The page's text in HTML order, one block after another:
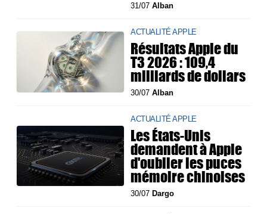
31/07Alban
ACTUALITÉ APPLE
Résultats Apple du
T3 2026 : 109,4
milliards de dollars
30/07Alban
ACTUALITÉ APPLE
Les États-Unis
demandent à Apple
d'oublier les puces
mémoire chinoises
30/07Dargo